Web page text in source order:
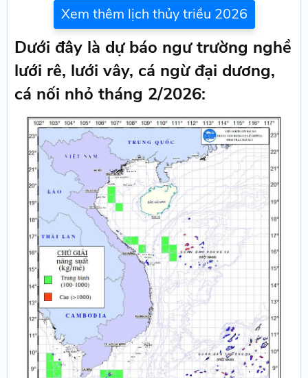
Xem thêm lịch thủy triều 2026
Dưới đây là dự báo ngư trường nghề
lưới rê, lưới vây, cá ngừ đại dương,
cá nối nhỏ tháng 2/2026: